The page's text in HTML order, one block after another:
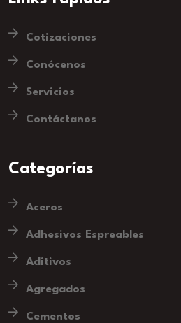
Cotizaciones
Conócenos
Servicios
Contáctanos
Categorías
Aceros
Adhesivos Espreables
Aditivos
Agregados
Cementos